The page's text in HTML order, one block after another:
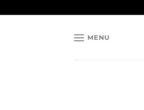
au
MENU